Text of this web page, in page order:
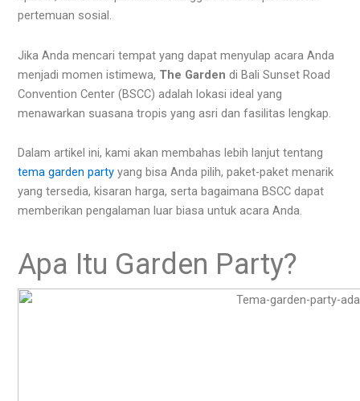
pertemuan sosial.
Jika Anda mencari tempat yang dapat menyulap acara Anda
menjadi momen istimewa, The Garden di Bali Sunset Road
Convention Center (BSCC) adalah lokasi ideal yang
menawarkan suasana tropis yang asri dan fasilitas lengkap.
Dalam artikel ini, kami akan membahas lebih lanjut tentang
tema garden party yang bisa Anda pilih, paket-paket menarik
yang tersedia, kisaran harga, serta bagaimana BSCC dapat
memberikan pengalaman luar biasa untuk acara Anda.
Apa Itu Garden Party?